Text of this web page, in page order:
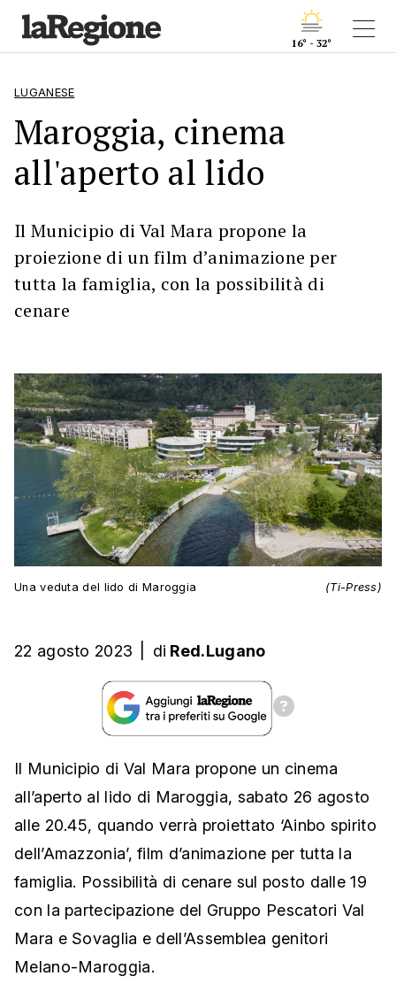
16° - 32°
LUGANESE
Maroggia, cinema
all'aperto al lido
Il Municipio di Val Mara propone la
proiezione di un film d’animazione per
tutta la famiglia, con la possibilità di
cenare
Una veduta del lido di Maroggia (Ti-Press)
22 agosto 2023 di Red.Lugano
Il Municipio di Val Mara propone un cinema
all’aperto al lido di Maroggia, sabato 26 agosto
alle 20.45, quando verrà proiettato ‘Ainbo spirito
dell’Amazzonia’, film d’animazione per tutta la
famiglia. Possibilità di cenare sul posto dalle 19
con la partecipazione del Gruppo Pescatori Val
Mara e Sovaglia e dell’Assemblea genitori
Melano-Maroggia.